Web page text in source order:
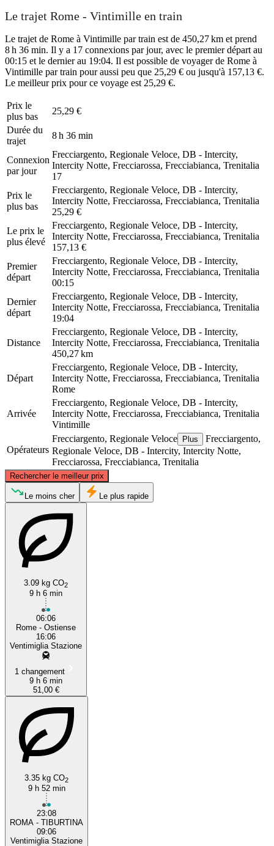
Le trajet Rome - Vintimille en train
Le trajet de Rome à Vintimille par train est de 450,27 km et prend
8 h 36 min. Il y a 17 connexions par jour, avec le premier départ au
00:15 et le dernier au 19:04. Il est possible de voyager de Rome à
Vintimille par train pour aussi peu que 25,29 € ou jusqu'à 157,13 €.
Le meilleur prix pour ce voyage est 25,29 €.
Prix ​​le
plus bas
25,29 €
Durée du
trajet
8 h 36 min
Connexion
par jour
Frecciargento, Regionale Veloce, DB - Intercity,
Intercity Notte, Frecciarossa, Frecciabianca, Trenitalia
17
Prix ​​le
plus bas
Frecciargento, Regionale Veloce, DB - Intercity,
Intercity Notte, Frecciarossa, Frecciabianca, Trenitalia
25,29 €
Le prix le
plus élevé
Frecciargento, Regionale Veloce, DB - Intercity,
Intercity Notte, Frecciarossa, Frecciabianca, Trenitalia
157,13 €
Premier
départ
Frecciargento, Regionale Veloce, DB - Intercity,
Intercity Notte, Frecciarossa, Frecciabianca, Trenitalia
00:15
Dernier
départ
Frecciargento, Regionale Veloce, DB - Intercity,
Intercity Notte, Frecciarossa, Frecciabianca, Trenitalia
19:04
Distance
Frecciargento, Regionale Veloce, DB - Intercity,
Intercity Notte, Frecciarossa, Frecciabianca, Trenitalia
450,27 km
Départ
Frecciargento, Regionale Veloce, DB - Intercity,
Intercity Notte, Frecciarossa, Frecciabianca, Trenitalia
Rome
Arrivée
Frecciargento, Regionale Veloce, DB - Intercity,
Intercity Notte, Frecciarossa, Frecciabianca, Trenitalia
Vintimille
Opérateurs
Frecciargento, Regionale Veloce Plus
Frecciargento,
Regionale Veloce, DB - Intercity, Intercity Notte,
Frecciarossa, Frecciabianca, Trenitalia
Rechercher le meilleur prix
Ventimiglia
©CARTO, ©OpenStreetMap
Le moins cher Le plus rapide
3.09 kg CO2
9 h 6 min
06:06
Rome - Ostiense
16:06
Ventimiglia Stazione
1 changement
9 h 6 min
51,00 €
3.35 kg CO2
9 h 52 min
23:08
ROMA - TIBURTINA
09:06
Ventimiglia Stazione